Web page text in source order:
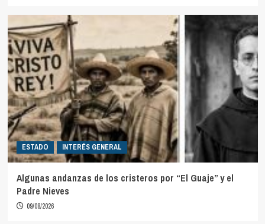
ESTADO INTERÉS GENERAL
Algunas andanzas de los cristeros por “El Guaje” y el
Padre Nieves
09/08/2026